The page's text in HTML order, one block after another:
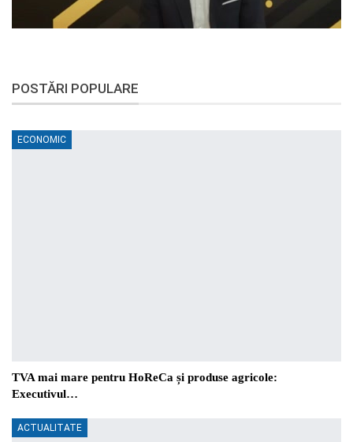
POSTĂRI POPULARE
ECONOMIC
TVA mai mare pentru HoReCa și produse agricole:
Executivul…
ACTUALITATE